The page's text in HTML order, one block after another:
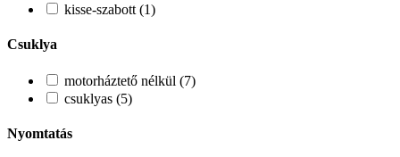
kisse-szabott (1)
Csuklya
motorháztető nélkül (7)
csuklyas (5)
Nyomtatás